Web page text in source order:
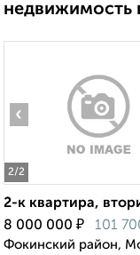
недвижимость
2/2
‹
2-к квартира,
8 000 000 ₽ 101
Фокинский район,